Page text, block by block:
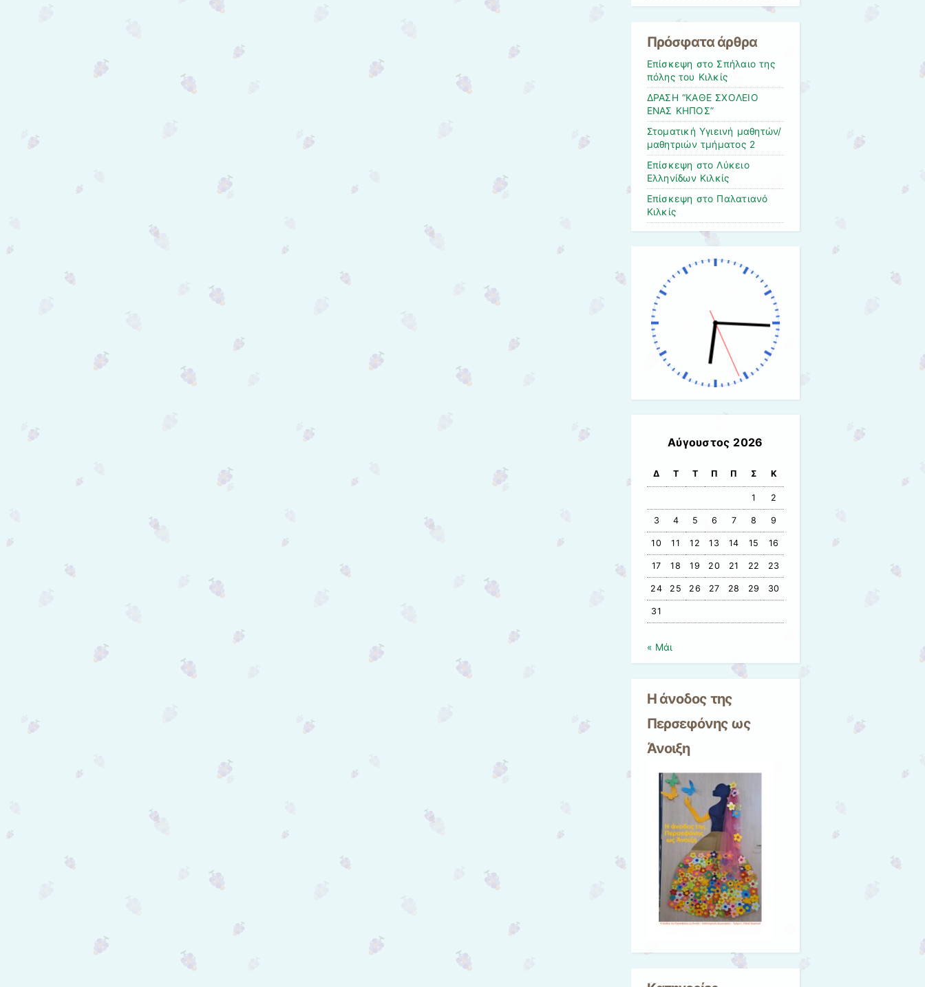
Πρόσφατα άρθρα
Επίσκεψη στο Σπήλαιο της
πόλης του Κιλκίς
ΔΡΑΣΗ “ΚΑΘΕ ΣΧΟΛΕΙΟ
ΕΝΑΣ ΚΗΠΟΣ”
Στοματική Υγιεινή μαθητών/
μαθητριών τμήματος 2
Επίσκεψη στο Λύκειο
Ελληνίδων Κιλκίς
Επίσκεψη στο Παλατιανό
Κιλκίς
Αύγουστος 2026
Δ Τ Τ Π Π Σ Κ
1 2
3 4 5 6 7 8 9
10 11 12 13 14 15 16
17 18 19 20 21 22 23
24 25 26 27 28 29 30
31
« Μάι
Η άνοδος της
Περσεφόνης ως
Άνοιξη